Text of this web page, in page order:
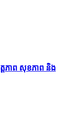
ភាព សុខភាព និង